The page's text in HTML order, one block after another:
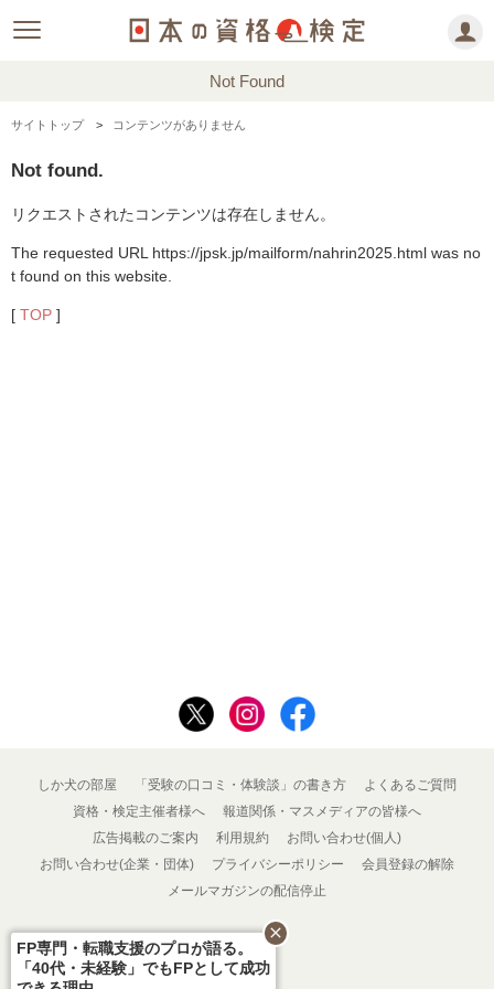
Not Found
サイトトップ コンテンツがありません
Not found.
リクエストされたコンテンツは存在しません。
The requested URL https://jpsk.jp/mailform/nahrin2025.html was no
t found on this website.
[ TOP ]
しか犬の部屋 「受験の口コミ・体験談」の書き方
よくあるご質問
資格・検定主催者様へ
報道関係・マスメディアの皆様へ
広告掲載のご案内
利用規約
お問い合わせ(個人)
お問い合わせ(企業・団体)
プライバシーポリシー
会員登録の解除
メールマガジンの配信停止
FP専門・転職支援のプロが語る。
「40代・未経験」でもFPとして成功
close